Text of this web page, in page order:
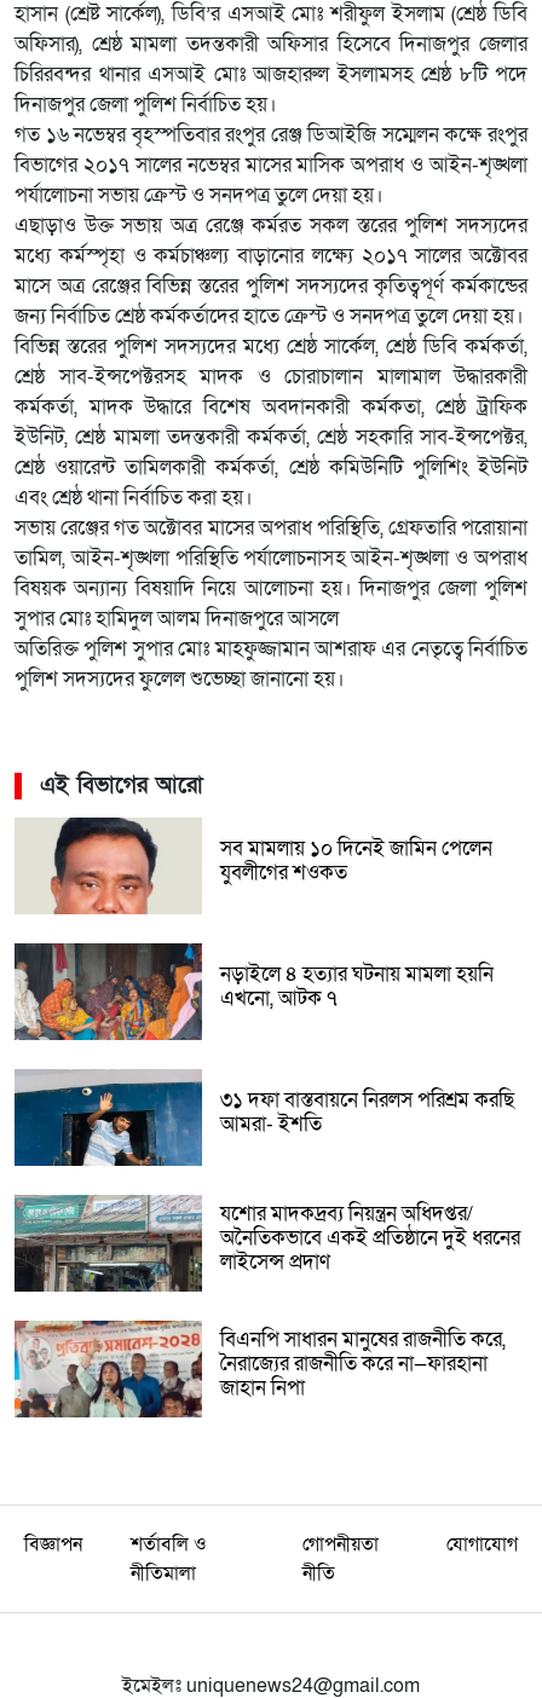
হাসান (শ্রেষ্ট সার্কেল), ডিবি’র এসআই মোঃ শরীফুল ইসলাম (শ্রেষ্ঠ ডিবি
অফিসার), শ্রেষ্ঠ মামলা তদন্তকারী অফিসার হিসেবে দিনাজপুর জেলার
চিরিরবন্দর থানার এসআই মোঃ আজহারুল ইসলামসহ শ্রেষ্ঠ ৮টি পদে
দিনাজপুর জেলা পুলিশ নির্বাচিত হয়।
গত ১৬ নভেম্বর বৃহস্পতিবার রংপুর রেঞ্জ ডিআইজি সম্মেলন কক্ষে রংপুর
বিভাগের ২০১৭ সালের নভেম্বর মাসের মাসিক অপরাধ ও আইন-শৃঙ্খলা
পর্যালোচনা সভায় ক্রেস্ট ও সনদপত্র তুলে দেয়া হয়।
এছাড়াও উক্ত সভায় অত্র রেঞ্জে কর্মরত সকল স্তরের পুলিশ সদস্যদের
মধ্যে কর্মস্পৃহা ও কর্মচাঞ্চল্য বাড়ানোর লক্ষ্যে ২০১৭ সালের অক্টোবর
মাসে অত্র রেঞ্জের বিভিন্ন স্তরের পুলিশ সদস্যদের কৃতিত্বপূর্ণ কর্মকান্ডের
জন্য নির্বাচিত শ্রেষ্ঠ কর্মকর্তাদের হাতে ক্রেস্ট ও সনদপত্র তুলে দেয়া হয়।
বিভিন্ন স্তরের পুলিশ সদস্যদের মধ্যে শ্রেষ্ঠ সার্কেল, শ্রেষ্ঠ ডিবি কর্মকর্তা,
শ্রেষ্ঠ সাব-ইন্সপেক্টরসহ মাদক ও চোরাচালান মালামাল উদ্ধারকারী
কর্মকর্তা, মাদক উদ্ধারে বিশেষ অবদানকারী কর্মকতা, শ্রেষ্ঠ ট্রাফিক
ইউনিট, শ্রেষ্ঠ মামলা তদন্তকারী কর্মকর্তা, শ্রেষ্ঠ সহকারি সাব-ইন্সপেক্টর,
শ্রেষ্ঠ ওয়ারেন্ট তামিলকারী কর্মকর্তা, শ্রেষ্ঠ কমিউনিটি পুলিশিং ইউনিট
এবং শ্রেষ্ঠ থানা নির্বাচিত করা হয়।
সভায় রেঞ্জের গত অক্টোবর মাসের অপরাধ পরিস্থিতি, গ্রেফতারি পরোয়ানা
তামিল, আইন-শৃঙ্খলা পরিস্থিতি পর্যালোচনাসহ আইন-শৃঙ্খলা ও অপরাধ
বিষয়ক অন্যান্য বিষয়াদি নিয়ে আলোচনা হয়। দিনাজপুর জেলা পুলিশ
সুপার মোঃ হামিদুল আলম দিনাজপুরে আসলে
অতিরিক্ত পুলিশ সুপার মোঃ মাহফুজ্জামান আশরাফ এর নেতৃত্বে নির্বাচিত
পুলিশ সদস্যদের ফুলেল শুভেচ্ছা জানানো হয়।
এই বিভাগের আরো
সব মামলায় ১০ দিনেই জামিন পেলেন
যুবলীগের শওকত
নড়াইলে ৪ হত্যার ঘটনায় মামলা হয়নি
এখনো, আটক ৭
৩১ দফা বাস্তবায়নে নিরলস পরিশ্রম করছি
আমরা- ইশতি
যশোর মাদকদ্রব্য নিয়ন্ত্রন অধিদপ্তর/
অনৈতিকভাবে একই প্রতিষ্ঠানে দুই ধরনের
লাইসেন্স প্রদাণ
বিএনপি সাধারন মানুষের রাজনীতি করে,
নৈরাজ্যের রাজনীতি করে না—ফারহানা
জাহান নিপা
বিজ্ঞাপন
শর্তাবলি ও
নীতিমালা
গোপনীয়তা
নীতি
যোগাযোগ
ইমেইলঃ uniquenews24@gmail.com